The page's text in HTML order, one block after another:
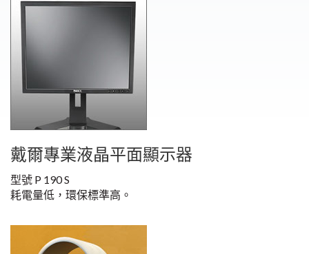
戴爾專業液晶平面顯示器
型號 P 190 S
耗電量低，環保標準高。